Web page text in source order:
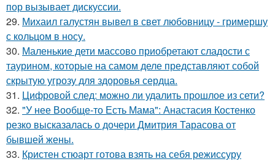
пор вызывает дискуссии.
29. Михаил галустян вывел в свет любовницу - гримершу
с кольцом в носу.
30. Маленькие дети массово приобретают сладости с
таурином, которые на самом деле представляют собой
скрытую угрозу для здоровья сердца.
31. Цифровой след: можно ли удалить прошлое из сети?
32. "У нее Вообще-то Есть Мама": Анастасия Костенко
резко высказалась о дочери Дмитрия Тарасова от
бывшей жены.
33. Кристен стюарт готова взять на себя режиссуру